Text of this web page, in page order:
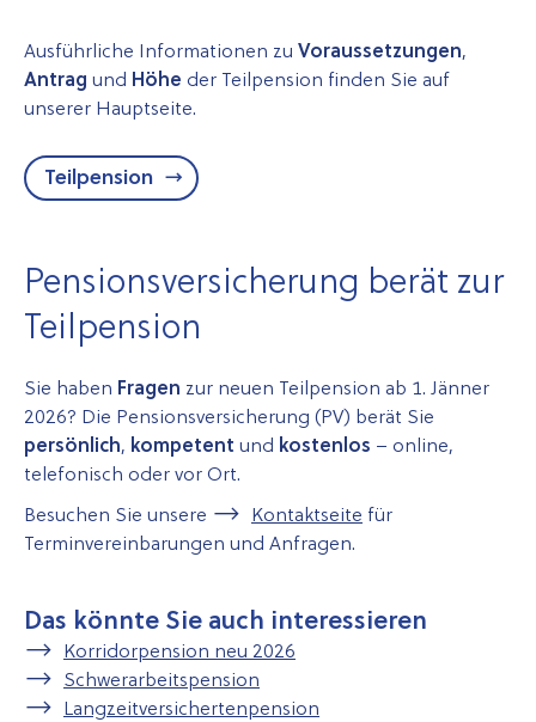
Ausführliche Informationen zu Voraussetzungen,
Antrag und Höhe der Teilpension finden Sie auf
unserer Hauptseite.
Teilpension
Pensionsversicherung berät zur
Teilpension
Sie haben Fragen zur neuen Teilpension ab 1. Jänner
2026? Die Pensionsversicherung (PV) berät Sie
persönlich, kompetent und kostenlos – online,
telefonisch oder vor Ort.
Besuchen Sie unsere
Kontaktseite für
Terminvereinbarungen und Anfragen.
Das könnte Sie auch interessieren
Korridorpension neu 2026
Schwerarbeitspension
Langzeitversichertenpension